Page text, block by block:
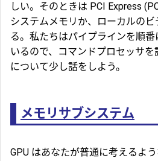
しい。そのときは PCI Express (
システムメモリか、ローカルの
る。私たちはパイプラインを順
いるので、コマンドプロセッサ
について少し話をしよう。
メモリサブシステム
GPU はあなたが普通に考えるよ